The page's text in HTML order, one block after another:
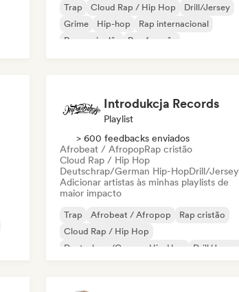
Trap Cloud Rap / Hip Hop
Drill/Jersey
Grime
Hip-hop
Rap internacional
Rap em inglês
Rap francês
Introdukcja Records
Playlist
> 600 feedbacks enviados
Afrobeat / AfropopRap cristão
Cloud Rap / Hip Hop
Deutschrap/German Hip-HopDrill/Jersey
Adicionar artistas às minhas playlists de
maior impacto
Trap Afrobeat / Afropop
Rap cristão
Cloud Rap / Hip Hop
Deutschrap/German Hip-Hop
Drill/Jersey